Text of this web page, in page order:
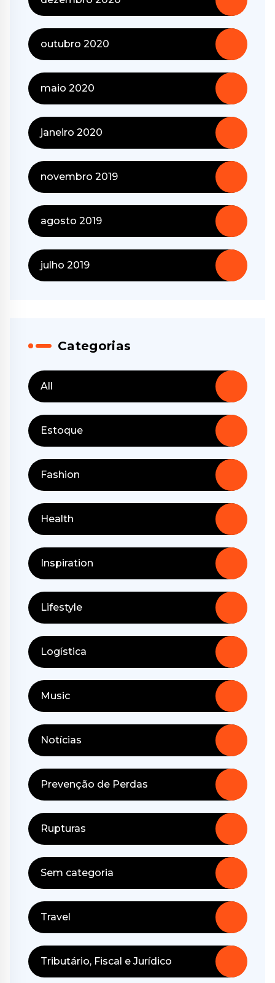
outubro 2020
maio 2020
janeiro 2020
novembro 2019
agosto 2019
julho 2019
Categorias
All
Estoque
Fashion
Health
Inspiration
Lifestyle
Logística
Music
Notícias
Prevenção de Perdas
Rupturas
Sem categoria
Travel
Tributário, Fiscal e Jurídico